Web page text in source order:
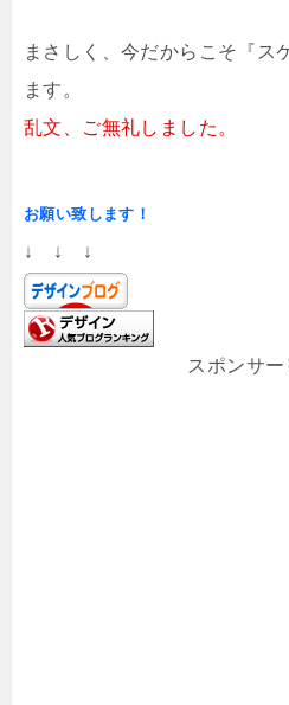
まさしく、今だからこそ『ス
ます。
乱文、ご無礼しました。
お願い致します！
↓ ↓ ↓
スポンサー